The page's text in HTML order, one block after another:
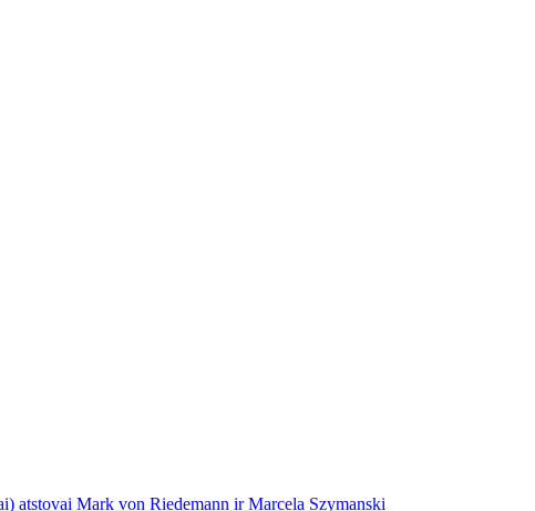
atstovai Mark von Riedemann ir Marcela Szymanski